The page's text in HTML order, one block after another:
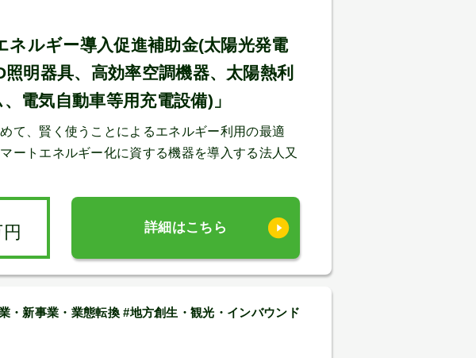
ネルギー導入促進補助金(太陽光発電
明器具、高効率空調機器、太陽熱利
電気自動車等用充電設備)」
て、賢く使うことによるエネルギー利用の最適
ートエネルギー化に資する機器を導入する法人又
詳細はこちら
・新事業・業態転換 #地方創生・観光・インバウンド